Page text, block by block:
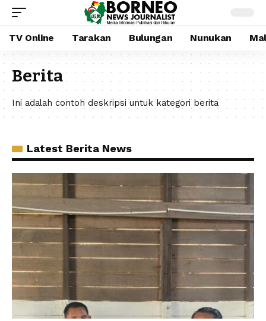
TV Online Tarakan Bulungan Nunukan
Berita
Ini adalah contoh deskripsi untuk kategori berita
Latest Berita News